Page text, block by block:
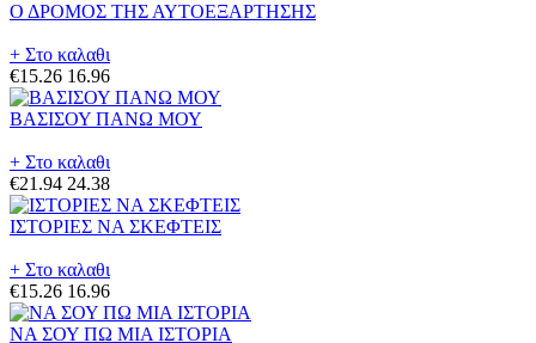
Ο ΔΡΟΜΟΣ ΤΗΣ ΑΥΤΟΕΞΑΡΤΗΣΗΣ
+ Στο καλαθι
€15.26 16.96
ΒΑΣΙΣΟΥ ΠΑΝΩ ΜΟΥ
+ Στο καλαθι
€21.94 24.38
ΙΣΤΟΡΙΕΣ ΝΑ ΣΚΕΦΤΕΙΣ
+ Στο καλαθι
€15.26 16.96
ΝΑ ΣΟΥ ΠΩ ΜΙΑ ΙΣΤΟΡΙΑ